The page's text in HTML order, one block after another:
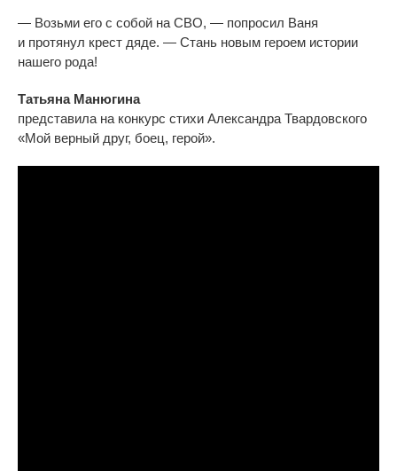
— Возьми его с собой на СВО, — попросил Ваня
и протянул крест дяде. — Стань новым героем истории
нашего рода!
Татьяна Манюгина
представила на конкурс стихи Александра Твардовского
«Мой верный друг, боец, герой».